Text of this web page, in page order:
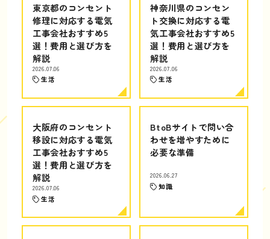
東京都のコンセント
修理に対応する電気
工事会社おすすめ5
選！費用と選び方を
解説
2026.07.06
生活
神奈川県のコンセン
ト交換に対応する電
気工事会社おすすめ5
選！費用と選び方を
解説
2026.07.06
生活
大阪府のコンセント
移設に対応する電気
工事会社おすすめ5
選！費用と選び方を
解説
2026.07.06
生活
BtoBサイトで問い合
わせを増やすために
必要な準備
2026.06.27
知識